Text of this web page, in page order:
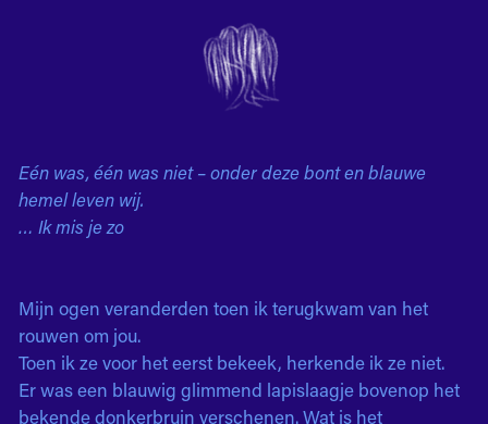
Eén was, één was niet – onder deze bont en blauwe
hemel leven wij.
… Ik mis je zo
Mijn ogen veranderden toen ik terugkwam van het
rouwen om jou.
Toen ik ze voor het eerst bekeek, herkende ik ze niet.
Er was een blauwig glimmend lapislaagje bovenop het
bekende donkerbruin verschenen. Wat is het